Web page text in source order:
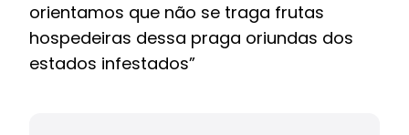
orientamos que não se traga frutas
hospedeiras dessa praga oriundas dos
estados infestados”